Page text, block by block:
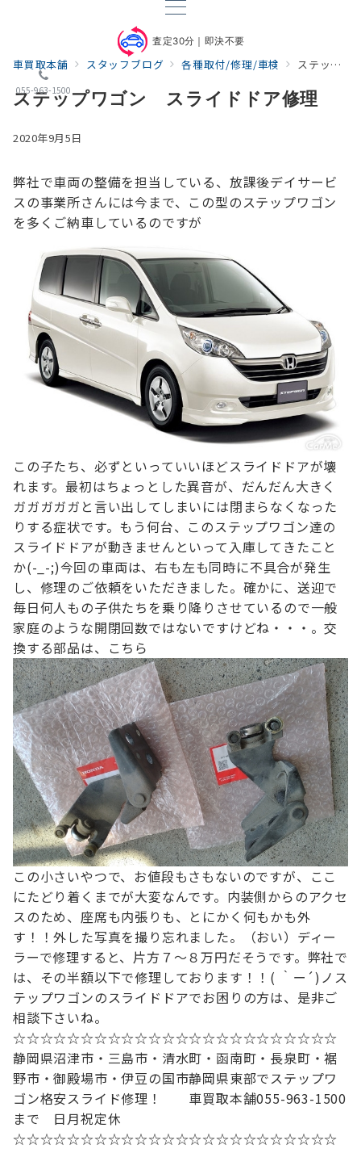
査定30分｜即決不要
055-963-1500
車買取本舗 スタッフブログ 各種取付/修理/車検 ステップワゴン スライドドア修理
ステップワゴン スライドドア修理
2020年9月5日
弊社で車両の整備を担当している、放課後デイサービ
スの事業所さんには今まで、この型のステップワゴン
を多くご納車しているのですが
この子たち、必ずといっていいほどスライドドアが壊
れます。最初はちょっとした異音が、だんだん大きく
ガガガガガと言い出して しまいには閉まらなくなった
りする症状です。 もう何台、このステップワゴン達の
スライドドアが動きませんといって入庫してきたこと
か(-_-;)今回の車両は、右も左も同時に不具合が発生
し、修理のご依頼をいただきました。 確かに、送迎で
毎日何人もの子供たちを乗り降りさせているので一般
家庭のような開閉回数ではないですけどね・・・。交
換する部品は、こちら
この小さいやつで、お値段もさもないのですが、ここ
にたどり着くまでが大変なんです。 内装側からのアクセ
スのため、座席も内張りも、とにかく何もかも外
す！！外した写真を撮り忘れました。（おい） ディー
ラーで修理すると、片方７～８万円だそうです。 弊社で
は、その半額以下で修理しております！！( ｀ー´)ノ ス
テップワゴンのスライドドアでお困りの方は、是非ご
相談下さいね。
☆☆☆☆☆☆☆☆☆☆☆☆☆☆☆☆☆☆☆☆☆☆☆☆
静岡県沼津市・三島市・清水町・函南町 ・長泉町・裾
野市・御殿場市・伊豆の国市静岡県東部でステップワ
ゴン格安スライド修理！
車買取本舗055-963-1500
まで 日月祝定休
☆☆☆☆☆☆☆☆☆☆☆☆☆☆☆☆☆☆☆☆☆☆☆☆